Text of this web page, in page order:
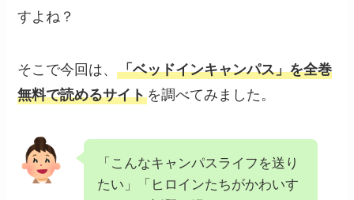
すよね？
そこで今回は、「ベッドインキャンパス」を全巻
無料で読めるサイトを調べてみました。
「こんなキャンパスライフを送り
たい」「ヒロインたちがかわいす